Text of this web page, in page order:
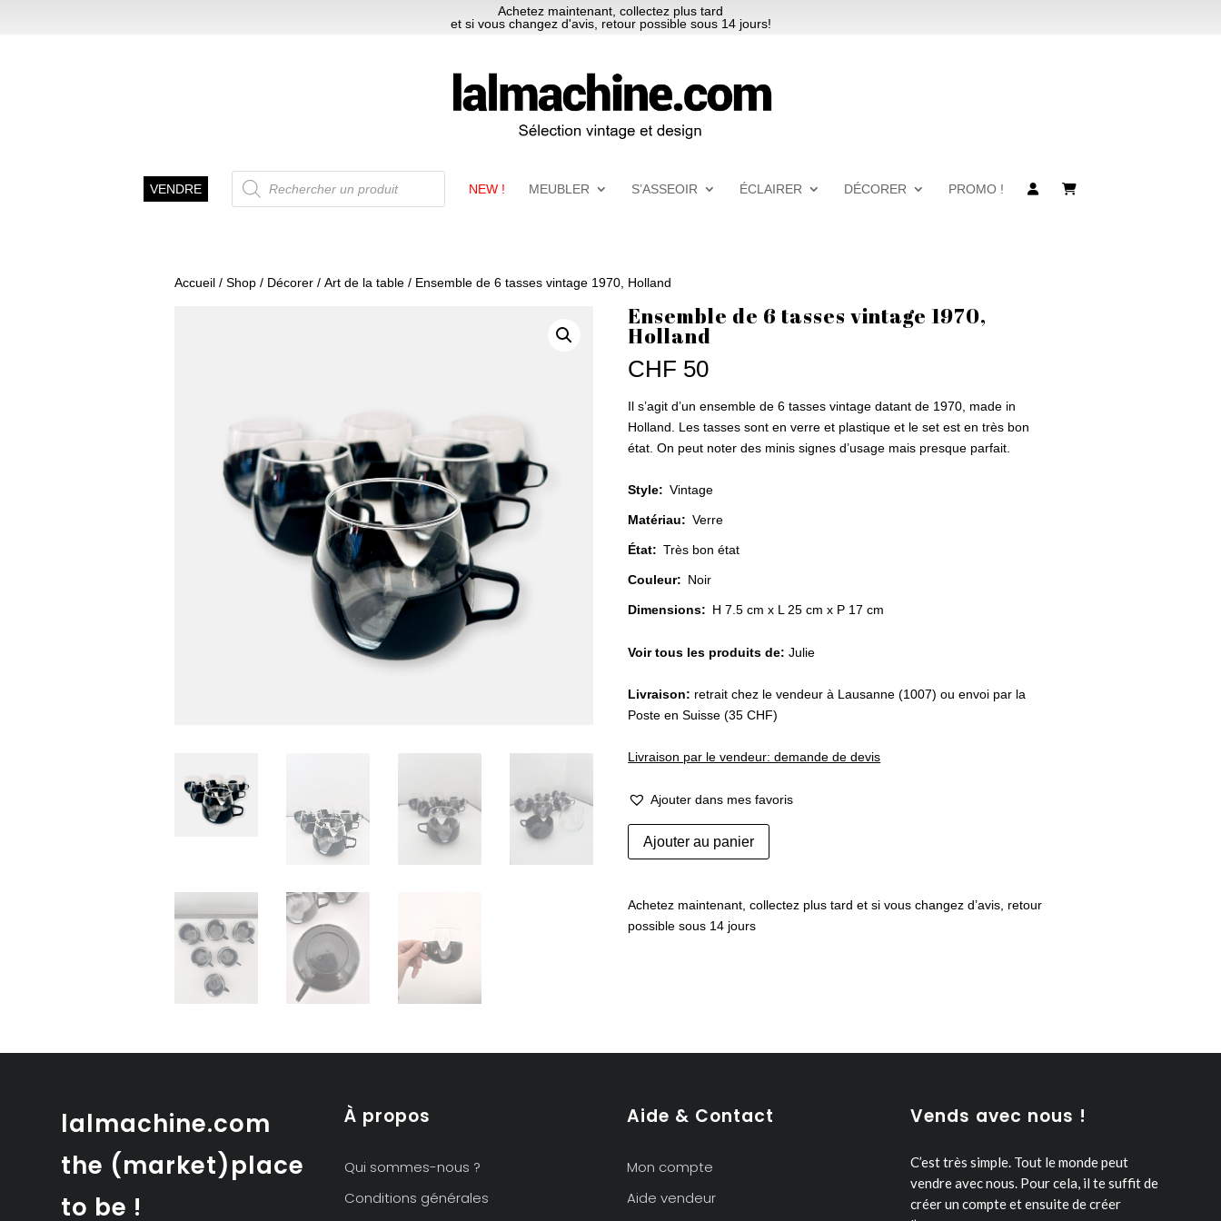
Achetez maintenant, collectez plus tard
et si vous changez d'avis, retour possible sous 14 jours!
VENDRE
Recherche
de
produits
NEW ! MEUBLER S’ASSEOIR ÉCLAIRER DÉCORER PROMO !
Accueil / Shop / Décorer / Art de la table / Ensemble de 6 tasses vintage 1970, Holland
Ensemble de 6 tasses vintage 1970,
Holland
CHF 50
Il s’agit d’un ensemble de 6 tasses vintage datant de 1970, made in
Holland. Les tasses sont en verre et plastique et le set est en très bon
état. On peut noter des minis signes d’usage mais presque parfait.
Style: Vintage
Matériau: Verre
État: Très bon état
Couleur: Noir
Dimensions: H 7.5 cm x L 25 cm x P 17 cm
Voir tous les produits de:Julie
Livraison: retrait chez le vendeur à Lausanne (1007) ou envoi par la
Poste en Suisse (35 CHF)
Livraison par le vendeur: demande de devis
Ajouter dans mes favoris
quantité
de
tasses
Ajouter au panier
Achetez maintenant, collectez plus tard et si vous changez d’avis, retour
possible sous 14 jours
lalmachine.com
the (market)place
to be !
À propos
Qui sommes-nous ?
Conditions générales
Aide & Contact
Mon compte
Aide vendeur
Vends avec nous !
C’est très simple. Tout le monde peut
vendre avec nous. Pour cela, il te suffit de
créer un compte et ensuite de créer